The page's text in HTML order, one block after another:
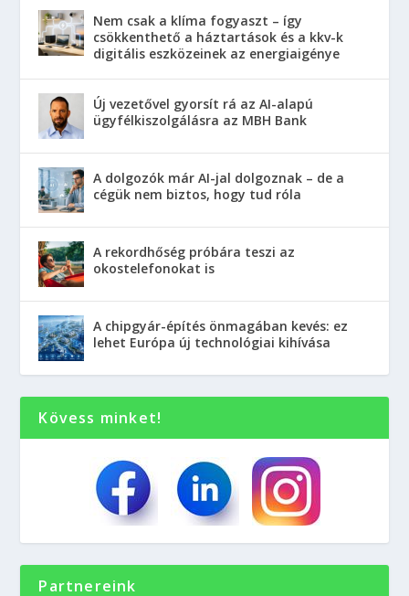
Nem csak a klíma fogyaszt – így
csökkenthető a háztartások és a kkv-k
digitális eszközeinek az energiaigénye
Új vezetővel gyorsít rá az AI-alapú
ügyfélkiszolgálásra az MBH Bank
A dolgozók már AI-jal dolgoznak – de a
cégük nem biztos, hogy tud róla
A rekordhőség próbára teszi az
okostelefonokat is
A chipgyár-építés önmagában kevés: ez
lehet Európa új technológiai kihívása
Kövess minket!
Partnereink